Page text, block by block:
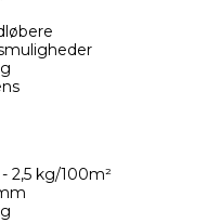
kg/100m²